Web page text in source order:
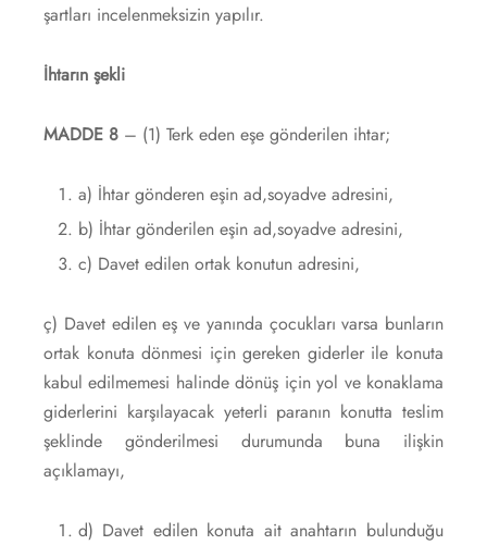
şartları incelenmeksizin yapılır.
İhtarın şekli
MADDE 8 – (1) Terk eden eşe gönderilen ihtar;
a) İhtar gönderen eşin ad,soyadve adresini,
b) İhtar gönderilen eşin ad,soyadve adresini,
c) Davet edilen ortak konutun adresini,
ç) Davet edilen eş ve yanında çocukları varsa bunların
ortak konuta dönmesi için gereken giderler ile konuta
kabul edilmemesi halinde dönüş için yol ve konaklama
giderlerini karşılayacak yeterli paranın konutta teslim
şeklinde gönderilmesi durumunda buna ilişkin
açıklamayı,
d) Davet edilen konuta ait anahtarın bulunduğu